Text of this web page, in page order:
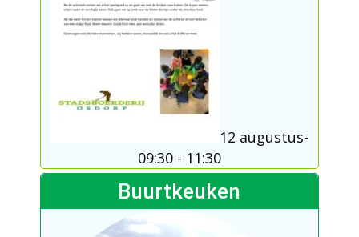
12 augustus-
09:30- 11:30
Buurtkeuken